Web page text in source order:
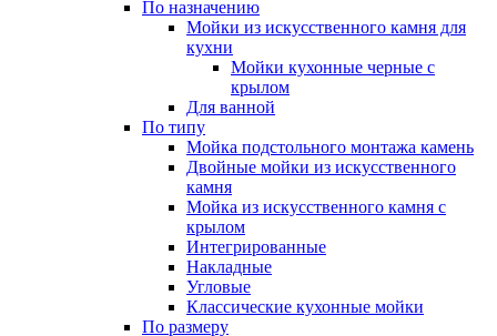
По назначению
Мойки из искусственного камня для
кухни
Мойки кухонные черные с
крылом
Для ванной
По типу
Мойка подстольного монтажа камень
Двойные мойки из искусственного
камня
Мойка из искусственного камня с
крылом
Интегрированные
Накладные
Угловые
Классические кухонные мойки
По размеру